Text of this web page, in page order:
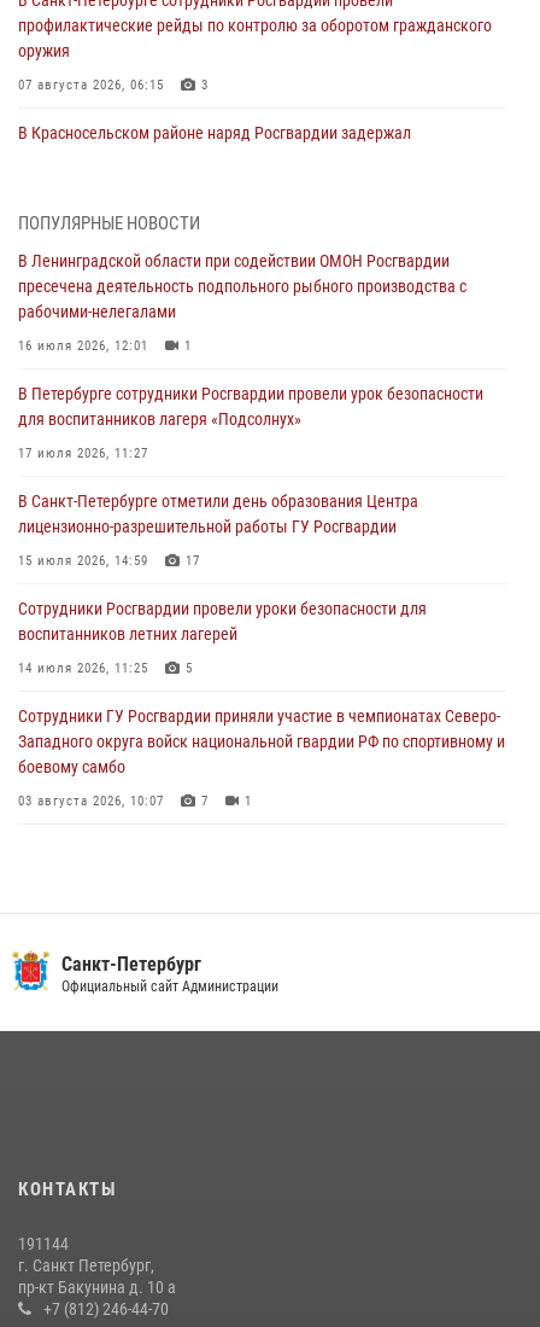
профилактические рейды по контролю за оборотом гражданского
оружия
07 августа 2026, 06:15 3
В Красносельском районе наряд Росгвардии задержал
06 августа 2026, 13:39 1
В Центральном районе росгвардейцы оперативно задержали
хулигана, стрелявшего из пускового устройства рядом с жилыми
домами
06 августа 2026, 11:36
Сотрудники и военнослужащие Росгвардии обеспечили
правопорядок при проведении матча "Зенит" - "Балтика"
06 августа 2026, 07:30
В Выборгском районе наряд Росгвардии обнаружил
разыскиваемый преступный автотранспорт
05 августа 2026, 12:25 2
Петербургские росгвардейцы обнаружили объявленный в розыск
автомобиль, ранее использовавшийся при совершении кражи в
Ленобласти
ПОПУЛЯРНЫЕ НОВОСТИ
В Ленинградской области при содействии ОМОН Росгвардии
пресечена деятельность подпольного рыбного производства с
рабочими-нелегалами
16 июля 2026, 12:01 1
В Петербурге сотрудники Росгвардии провели урок безопасности
для воспитанников лагеря «Подсолнух»
17 июля 2026, 11:27
В Санкт-Петербурге отметили день образования Центра
лицензионно-разрешительной работы ГУ Росгвардии
15 июля 2026, 14:59 17
Сотрудники Росгвардии провели уроки безопасности для
воспитанников летних лагерей
14 июля 2026, 11:25 5
Сотрудники ГУ Росгвардии приняли участие в чемпионатах Северо-
Западного округа войск национальной гвардии РФ по спортивному и
боевому самбо
03 августа 2026, 10:07 7 1
В Красногвардейском районе росгвардейцы задержали хулигана,
угрожавшего мужчине пневматическим пистолетом
на III Международном петербургском цифровом форуме
В Ленобласти сотрудники Росгвардии провели встречу с
воспитанниками детского клуба «Умные каникулы»
Санкт-Петербург
Официальный сайт Администрации
КОНТАКТЫ
191144
г. Санкт Петербург,
пр-кт Бакунина д. 10 а
+7 (812) 246-44-70